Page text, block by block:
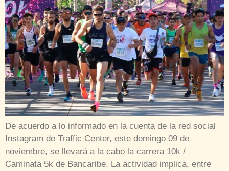
De acuerdo a lo informado en la cuenta de la red social
Instagram de Traffic Center, este domingo 09 de
noviembre, se llevará a la cabo la carrera 10k /
Caminata 5k de Bancaribe. La actividad implica, entre